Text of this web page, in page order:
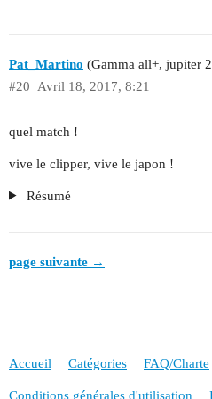
Pat_Martino (Gamma all+, jupiter
Avril 18, 2017, 8:21
#20
quel match !
vive le clipper, vive le japon !
Résumé
page suivante →
Accueil Catégories FAQ/Charte
Conditions générales d'utilisation